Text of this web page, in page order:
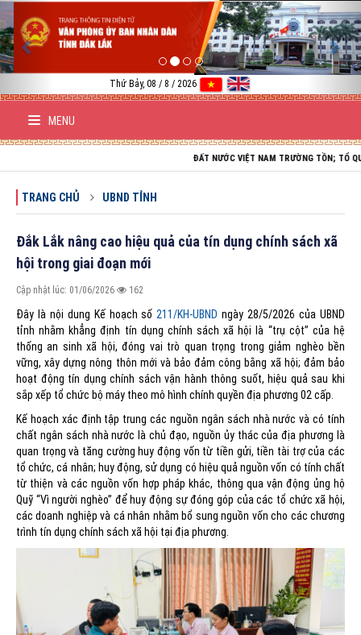
Thứ Bảy, 08 / 8 / 2026
MENU
ĐẤT NƯỚC VIỆT NAM TRƯỜNG TỒN; TỔ QUỐC
TRANG CHỦ UBND TỈNH
Đắk Lắk nâng cao hiệu quả của tín dụng chính sách xã
hội trong giai đoạn mới
Cập nhật lúc: 01/06/2026 162
Đây là nội dung Kế hoạch số211/KH-UBND ngày 28/5/2026 của UBND
tỉnh nhằm khẳng định tín dụng chính sách xã hội là “trụ cột” của hệ
thống an sinh xã hội, đóng vai trò quan trọng trong giảm nghèo bền
vững, xây dựng nông thôn mới và bảo đảm công bằng xã hội; đảm bảo
hoạt động tín dụng chính sách vận hành thông suốt, hiệu quả sau khi
sắp xếp tổ chức bộ máy theo mô hình chính quyền địa phương 02 cấp.
Kế hoạch xác định tập trung các nguồn ngân sách nhà nước và có tính
chất ngân sách nhà nước là chủ đạo, nguồn ủy thác của địa phương là
quan trọng và tăng cường huy động vốn từ tiền gửi, tiền tài trợ của các
tổ chức, cá nhân; huy động, sử dụng có hiệu quả nguồn vốn có tính chất
từ thiện và các nguồn vốn hợp pháp khác, thông qua vận động ủng hộ
Quỹ “Vì người nghèo” để huy động sự đóng góp của các tổ chức xã hội,
các doanh nghiệp và cá nhân nhằm bổ sung nguồn vốn cho các chương
trình tín dụng chính sách xã hội tại địa phương.